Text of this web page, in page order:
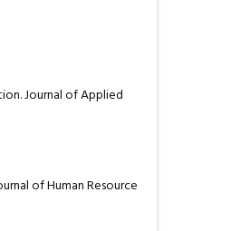
Journal of Applied
of Human Resource